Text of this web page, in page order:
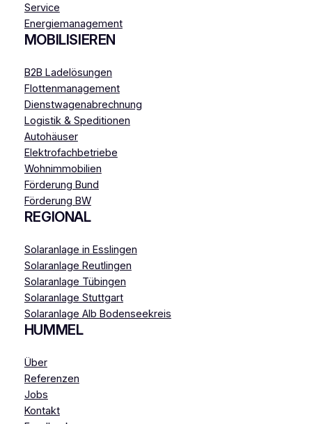
Service
Energiemanagement
MOBILISIEREN
B2B Ladelösungen
Flottenmanagement
Dienstwagenabrechnung
Logistik & Speditionen
Autohäuser
Elektrofachbetriebe
Wohnimmobilien
Förderung Bund
Förderung BW
REGIONAL
Solaranlage in Esslingen
Solaranlage Reutlingen
Solaranlage Tübingen
Solaranlage Stuttgart
Solaranlage Alb Bodenseekreis
HUMMEL
Über
Referenzen
Jobs
Kontakt